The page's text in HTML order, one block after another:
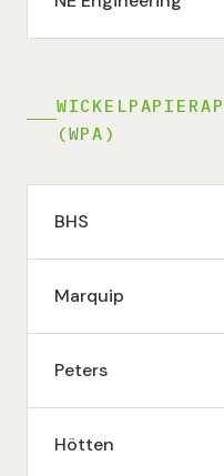
(WPA)
BHS
Marquip
Peters
Hötten